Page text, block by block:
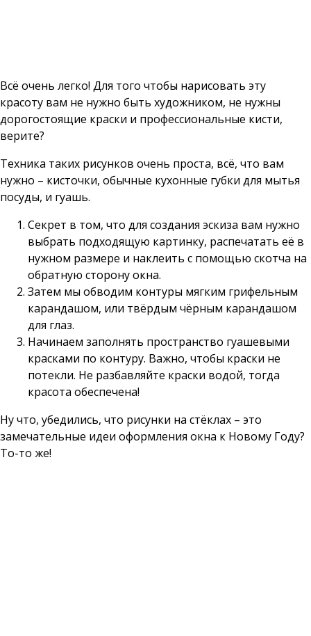
Всё очень легко! Для того чтобы нарисовать эту
красоту вам не нужно быть художником, не нужны
дорогостоящие краски и профессиональные кисти,
верите?
Техника таких рисунков очень проста, всё, что вам
нужно – кисточки, обычные кухонные губки для мытья
посуды, и гуашь.
Секрет в том, что для создания эскиза вам нужно
выбрать подходящую картинку, распечатать её в
нужном размере и наклеить с помощью скотча на
обратную сторону окна.
Затем мы обводим контуры мягким грифельным
карандашом, или твёрдым чёрным карандашом
для глаз.
Начинаем заполнять пространство гуашевыми
красками по контуру. Важно, чтобы краски не
потекли. Не разбавляйте краски водой, тогда
красота обеспечена!
Ну что, убедились, что рисунки на стёклах – это
замечательные идеи оформления окна к Новому Году?
То-то же!